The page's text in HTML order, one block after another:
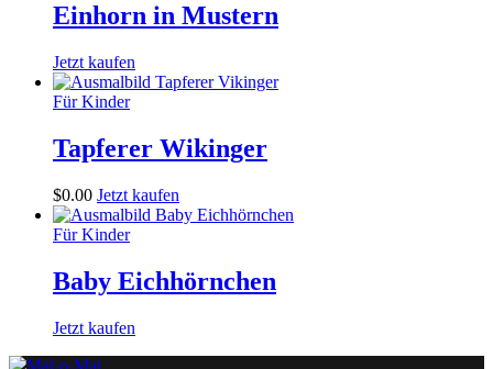
Einhorn in Mustern
Jetzt kaufen
Für Kinder
Tapferer Wikinger
$0.00 Jetzt kaufen
Für Kinder
Baby Eichhörnchen
Jetzt kaufen